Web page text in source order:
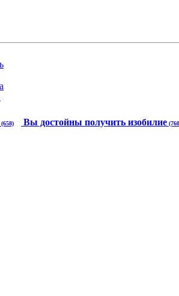
(658) Вы достойны получить изобилие